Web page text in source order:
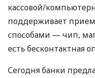
кассовой/
поддерживает
способами — чип,
есть бесконтактная
Сегодня банки